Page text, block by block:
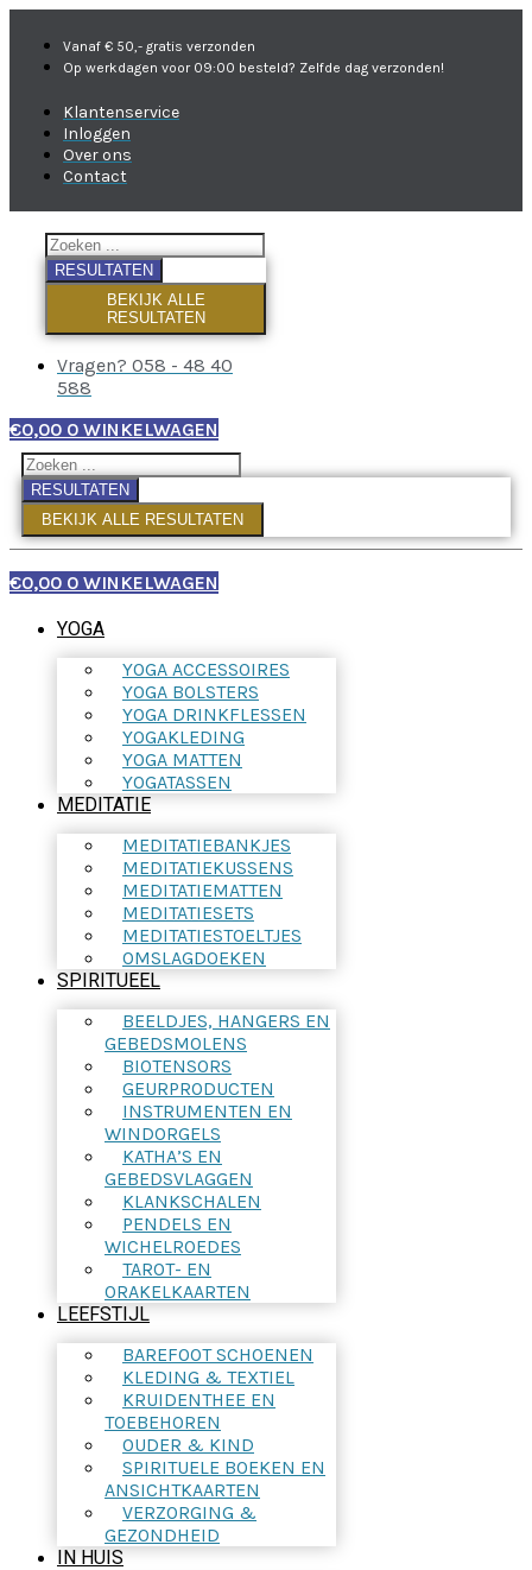
Vanaf € 50,- gratis verzonden
Op werkdagen voor 09:00 besteld? Zelfde dag verzonden!
Klantenservice
Inloggen
Over ons
Contact
RESULTATEN
BEKIJK ALLE
RESULTATEN
Vragen? 058 - 48 40
588
€0,00 0 WINKELWAGEN
RESULTATEN
BEKIJK ALLE RESULTATEN
€0,00 0 WINKELWAGEN
YOGA
YOGA ACCESSOIRES
YOGA BOLSTERS
YOGA DRINKFLESSEN
YOGAKLEDING
YOGA MATTEN
YOGATASSEN
MEDITATIE
MEDITATIEBANKJES
MEDITATIEKUSSENS
MEDITATIEMATTEN
MEDITATIESETS
MEDITATIESTOELTJES
OMSLAGDOEKEN
SPIRITUEEL
BEELDJES, HANGERS EN
GEBEDSMOLENS
BIOTENSORS
GEURPRODUCTEN
INSTRUMENTEN EN
WINDORGELS
KATHA’S EN
GEBEDSVLAGGEN
KLANKSCHALEN
PENDELS EN
WICHELROEDES
TAROT- EN
ORAKELKAARTEN
LEEFSTIJL
BAREFOOT SCHOENEN
KLEDING & TEXTIEL
KRUIDENTHEE EN
TOEBEHOREN
OUDER & KIND
SPIRITUELE BOEKEN EN
ANSICHTKAARTEN
VERZORGING &
GEZONDHEID
IN HUIS